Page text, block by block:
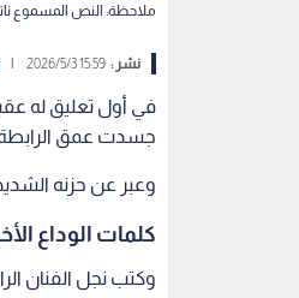
ملاحظة: النص المسموع
نشر :15:59 2026/5/3
|
في أول تعليق له
جسدت عمق الرابطة
وعبر عن حزنه
كلمات الوداع
وكتب نجل الفنان